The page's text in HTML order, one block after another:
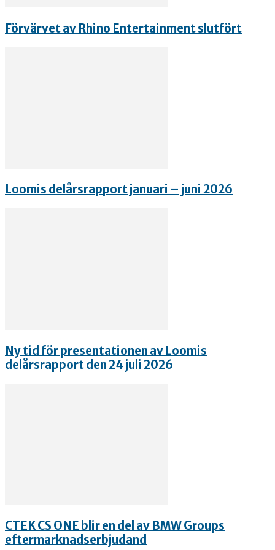
Förvärvet av Rhino Entertainment slutfört
Loomis delårsrapport januari – juni 2026
Ny tid för presentationen av Loomis
delårsrapport den 24 juli 2026
CTEK CS ONE blir en del av BMW Groups
eftermarknadserbjudand